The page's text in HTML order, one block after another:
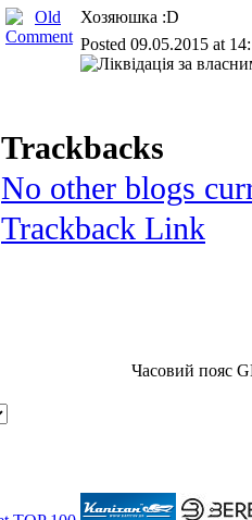
Хозяюшка :D
Posted 09.05.2015 at
Trackbacks
No other blogs
Trackback Link
Часовий пояс